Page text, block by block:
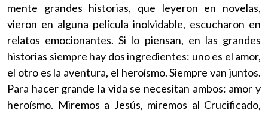
mente grandes historias, que leyeron en novelas,
vieron en alguna película inolvidable, escucharon en
relatos emocionantes. Si lo piensan, en las grandes
historias siempre hay dos ingredientes: uno es el amor,
el otro es la aventura, el heroísmo. Siempre van juntos.
Para hacer grande la vida se necesitan ambos: amor y
heroísmo. Miremos a Jesús, miremos al Crucificado,